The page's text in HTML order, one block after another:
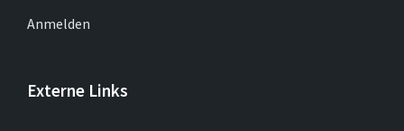
Anmelden
Externe Links